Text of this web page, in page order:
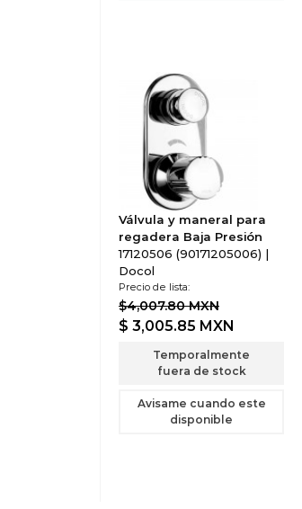
Válvula y maneral para
regadera Baja Presión
17120506 (90171205006) |
Docol
Precio de lista:
$4,007.80 MXN
$ 3,005.85 MXN
Temporalmente
fuera de stock
Avisame cuando este
disponible